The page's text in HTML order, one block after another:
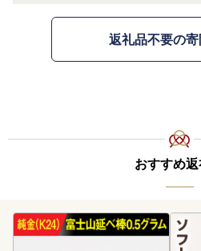
返礼品不要の
おすすめ